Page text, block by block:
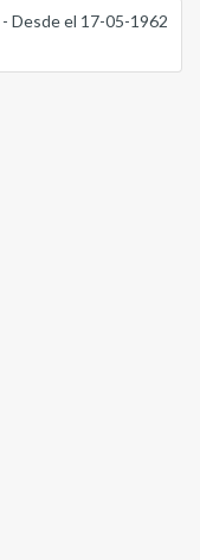
- Desde el 17-05-1962